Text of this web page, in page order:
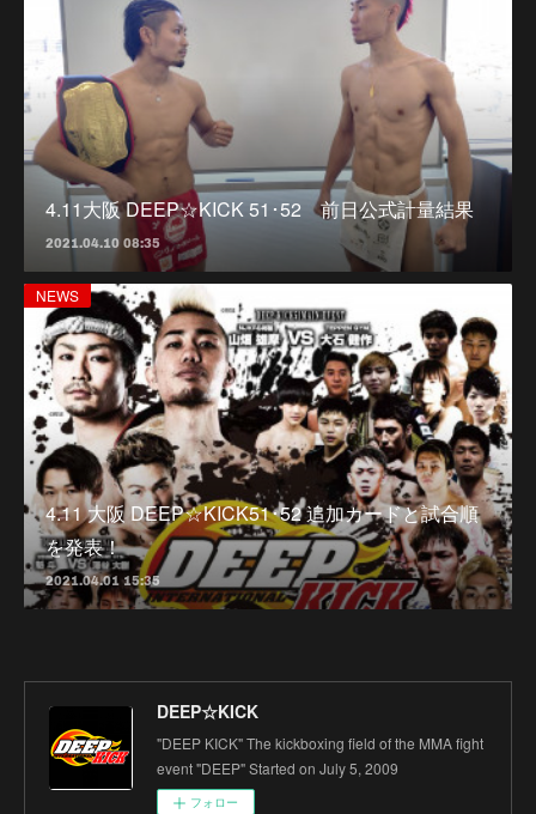
4.11大阪 DEEP☆KICK 51･52 前日公式計量結果
2021.04.10 08:35
NEWS
4.11 大阪 DEEP☆KICK51･52 追加カードと試合順
を発表！
2021.04.01 15:35
DEEP☆KICK
"DEEP KICK" The kickboxing field of the MMA fight
event "DEEP" Started on July 5, 2009
フォロー